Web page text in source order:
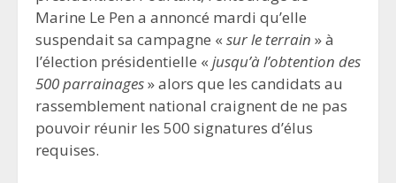
Marine Le Pen a annoncé mardi qu’elle
suspendait sa campagne « sur le terrain » à
l’élection présidentielle « jusqu’à l’obtention des
500 parrainages» alors que les candidats au
rassemblement national craignent de ne pas
pouvoir réunir les 500 signatures d’élus
requises.